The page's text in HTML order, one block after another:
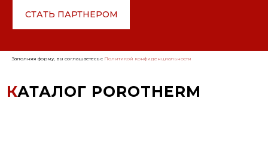
СТАТЬ ПАРТНЕРОМ
Заполняя форму, вы соглашаетесь с Политикой конфиденциальности
КАТАЛОГ POROTHERM
В корзине
товаров
на сумму:
0 р.*
0